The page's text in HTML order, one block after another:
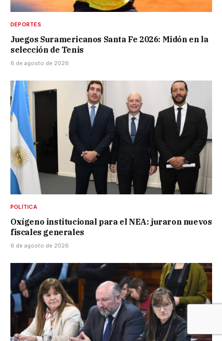
DEPORTES
Juegos Suramericanos Santa Fe 2026: Midón en la
selección de Tenis
6 de agosto de 2026
POLÍTICA
Oxígeno institucional para el NEA: juraron nuevos
fiscales generales
6 de agosto de 2026